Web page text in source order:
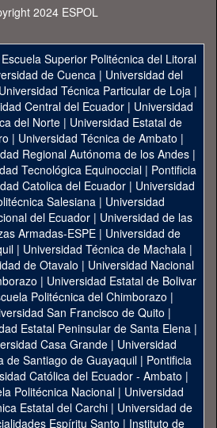
2024 ESPOL
Escuela Superior Politécnica del Litoral
de Cuenca| Universidad del
Universidad Técnica Particular de Loja|
Central del Ecuador| Universidad
del Norte | Universidad Estatal de
| Universidad Técnica de Ambato |
Regional Autónoma de los Andes|
Tecnológica Equinoccial| Pontificia
Catolica del Ecuador | Universidad
Salesiana | Universidad
del Ecuador | Universidad de las
Armadas-ESPE | Universidad de
| Universidad Técnica de Machala|
de Otavalo | Universidad Nacional
| Universidad Estatal de Bolivar
Politécnica del Chimborazo |
San Francisco de Quito |
Estatal Peninsular de Santa Elena|
Casa Grande | Universidad
de Santiago de Guayaquil| Pontificia
Católica del Ecuador - Ambato |
Politécnica Nacional| Universidad
Estatal del Carchi| Universidad de
Espíritu Santo | Instituto de